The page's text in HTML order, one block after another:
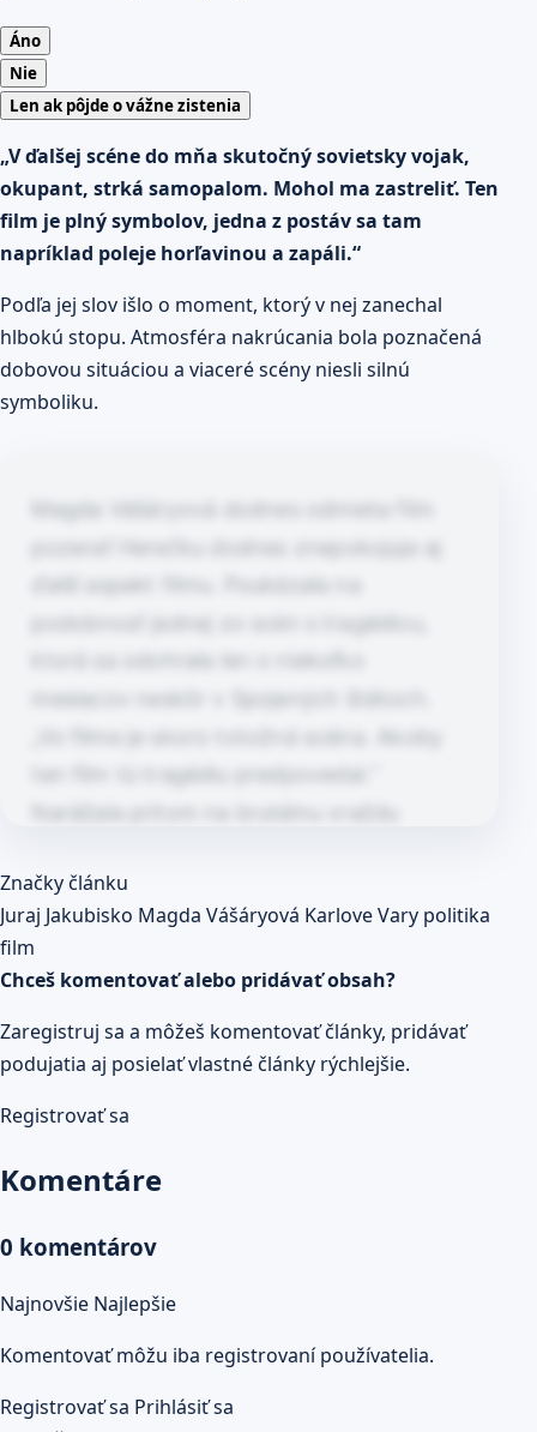
Áno
Nie
Len ak pôjde o vážne zistenia
„V ďalšej scéne do mňa skutočný sovietsky vojak,
okupant, strká samopalom. Mohol ma zastreliť. Ten
film je plný symbolov, jedna z postáv sa tam
napríklad poleje horľavinou a zapáli.“
Podľa jej slov išlo o moment, ktorý v nej zanechal
hlbokú stopu. Atmosféra nakrúcania bola poznačená
dobovou situáciou a viaceré scény niesli silnú
symboliku.
štyroch…
Článok pokračuje po kliknutí
Prečítaj celý článok
Značky článku
Juraj Jakubisko Magda Vášáryová Karlove Vary politika
film
Chceš komentovať alebo pridávať obsah?
Zaregistruj sa a môžeš komentovať články, pridávať
podujatia aj posielať vlastné články rýchlejšie.
Registrovať sa
Komentáre
0 komentárov
Najnovšie Najlepšie
Komentovať môžu iba registrovaní používatelia.
Registrovať sa Prihlásiť sa